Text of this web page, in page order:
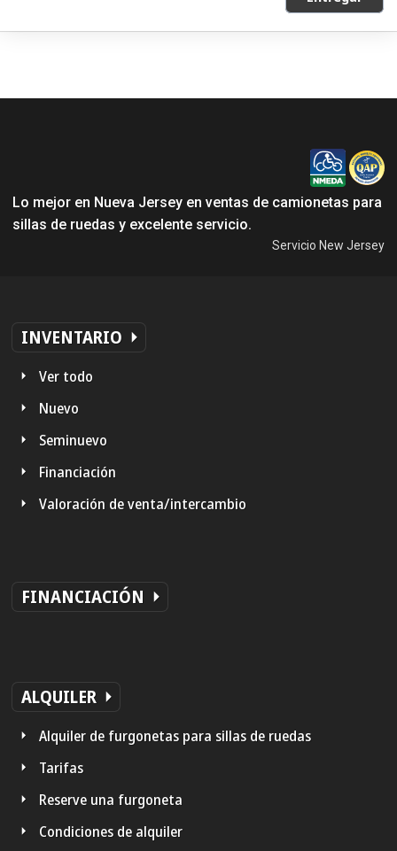
Lo mejor en Nueva Jersey en ventas de camionetas para
sillas de ruedas y excelente servicio.
Servicio New Jersey
INVENTARIO
Ver todo
Nuevo
Seminuevo
Financiación
Valoración de venta/intercambio
FINANCIACIÓN
ALQUILER
Alquiler de furgonetas para sillas de ruedas
Tarifas
Reserve una furgoneta
Condiciones de alquiler